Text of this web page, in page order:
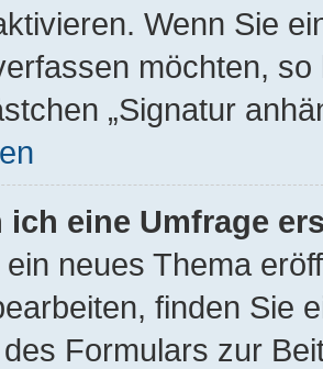
Wenn Sie
möchten,
„Signatur
ich eine Umfrage
neues Thema
finden Sie
Formulars zur